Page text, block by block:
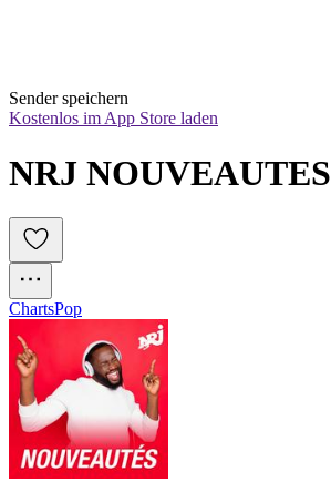
Sender speichern
Kostenlos im App Store laden
NRJ NOUVEAUTES
ChartsPop